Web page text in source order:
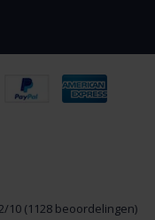
10 (1128 beoordelingen)